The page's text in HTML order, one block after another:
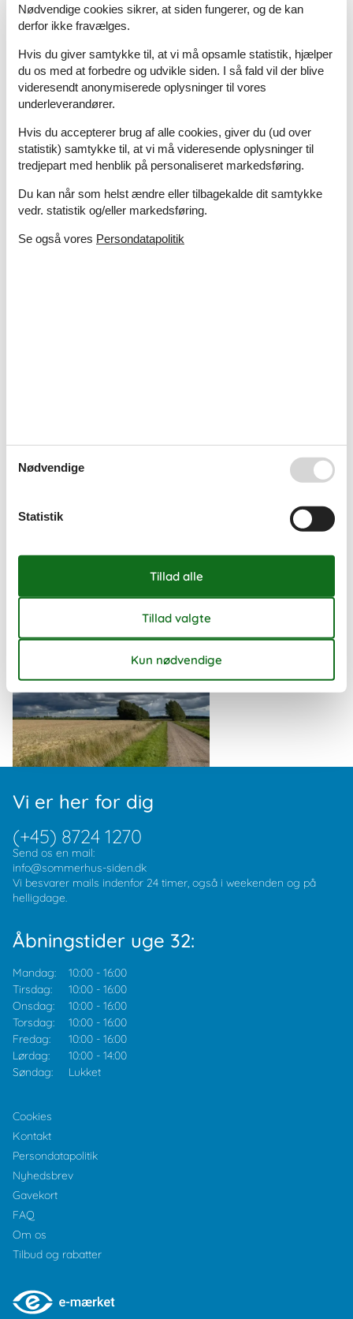
Prisgaranti - handicapvenlig
sommerhus arrild
Uanset hvilket sommerhus du beslutter dig for, er du
naturligvis dækket af Sommerhus-siden.dk's prisgaranti. Vi
står inde for, at der ikke er nogen af de andre
udlejningsbureauer, som udlejer det sommerhus, du
foretrækker til en pris, som er billigere end vores.
Skulle der en sjælden gang forekomme en fejl i vores
overvågning af priserne hos de andre udlejningsbureauer,
udbetaler vi dig hele forskellen i prisen. Summen bliver
ganske enkelt indsat på din konto.
Kundeservice - handicapvenlig
Andre artikler om Arrild
Sommerhuse i Arrild
Vi er her for dig
(+45) 8724 1270
Send os en mail:
info@sommerhus-siden.dk
Vi besvarer mails indenfor 24 timer, også i weekenden og på
helligdage.
Åbningstider uge 32:
Mandag: 10:00 - 16:00
Tirsdag:
10:00 - 16:00
Onsdag:
10:00 - 16:00
Torsdag:
10:00 - 16:00
Fredag:
10:00 - 16:00
Lørdag:
10:00 - 14:00
Søndag:
Lukket
Cookies
Kontakt
Persondatapolitik
Nyhedsbrev
Gavekort
FAQ
Om os
Tilbud og rabatter
Nødvendige cookies sikrer, at siden fungerer, og de kan
derfor ikke fravælges.
Hvis du giver samtykke til, at vi må opsamle statistik, hjælper
du os med at forbedre og udvikle siden. I så fald vil der blive
videresendt anonymiserede oplysninger til vores
underleverandører.
Hvis du accepterer brug af alle cookies, giver du (ud over
statistik) samtykke til, at vi må videresende oplysninger til
tredjepart med henblik på personaliseret markedsføring.
Du kan når som helst ændre eller tilbagekalde dit samtykke
vedr. statistik og/eller markedsføring.
Se også vores Persondatapolitik
Nødvendige
Statistik